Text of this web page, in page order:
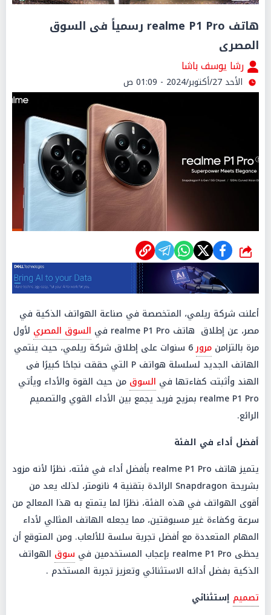
هاتف realme P1 Pro رسمياً فى السوق
المصرى
رشا يوسف باشا
الأحد 27/أكتوبر/2024 - 01:09 ص
شارك
أعلنت شركة ريلمي، المتخصصة في صناعة الهواتف الذكية في
مصر، عن إطلاق هاتف realme P1 Pro في
السوق المصري لأول
مرة بالتزامن مرور
6 سنوات على إطلاق شركة ريلمي، حيث ينتمي
الهاتف الجديد لسلسلة هواتف P التي حققت نجاحًا كبيرًا فى
الهند وأثبتت كفاءتها في السوق من حيث القوة والأداء ويأتي
realme P1 Pro بمزيج فريد يجمع بين الأداء القوي والتصميم
الرائع.
أفضل أداء في الفئة
يتميز هاتف realme P1 Pro بأفضل أداء في فئته، نظرًا لأنه مزود
بشريحة Snapdragon الرائدة بتقنية 4 نانومتر، لذلك يعد من
أقوى الهواتف في هذه الفئة، نظرًا لما يتمتع به هذا المعالج من
سرعة وكفاءة غير مسبوقتين، مما يجعله الهاتف المثالي لأداء
المهام المتعددة مع أفضل تجربة سلسة للألعاب. ومن المتوقع أن
يحظى realme P1 Pro بإعجاب المستخدمين في
سوق الهواتف
الذكية بفضل أدائه الاستثنائي وتعزيز تجربة المستخدم .
تصميم إستثنائي